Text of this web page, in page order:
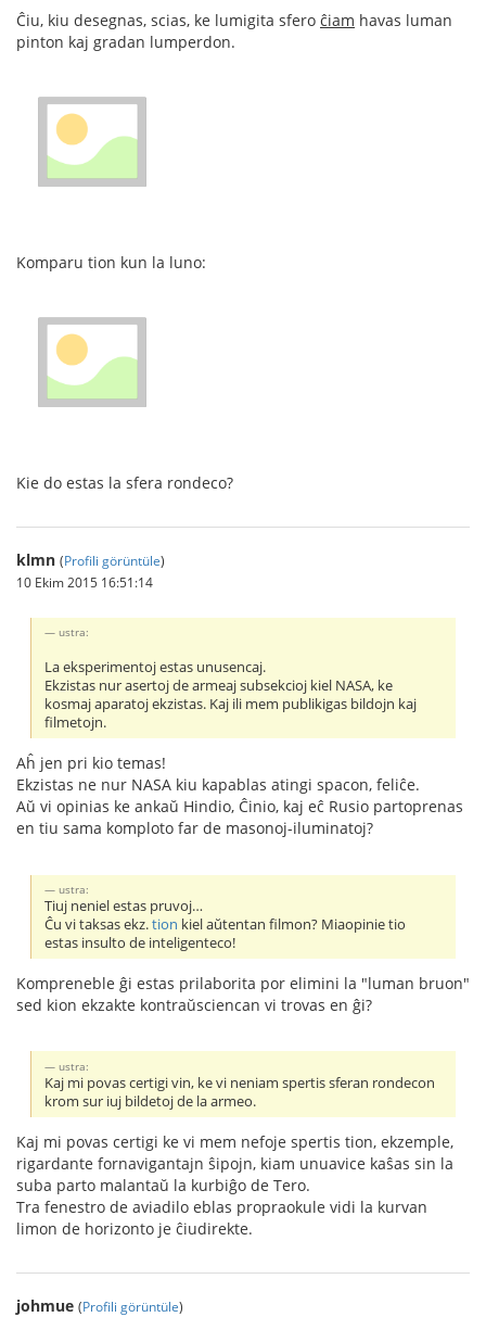
Ĉiu, kiu desegnas, scias, ke lumigita sfero ĉiam havas luman
pinton kaj gradan lumperdon.
Komparu tion kun la luno:
Kie do estas la sfera rondeco?
klmn (Profili görüntüle)
10 Ekim 2015 16:51:14
ustra:
La eksperimentoj estas unusencaj.
Ekzistas nur asertoj de armeaj subsekcioj kiel NASA, ke
kosmaj aparatoj ekzistas. Kaj ili mem publikigas bildojn kaj
filmetojn.
Aĥ jen pri kio temas!
Ekzistas ne nur NASA kiu kapablas atingi spacon, feliĉe.
Aŭ vi opinias ke ankaŭ Hindio, Ĉinio, kaj eĉ Rusio partoprenas
en tiu sama komploto far de masonoj-iluminatoj?
ustra:
Tiuj neniel estas pruvoj…
Ĉu vi taksas ekz.tion kiel aŭtentan filmon? Miaopinie tio
estas insulto de inteligenteco!
Kompreneble ĝi estas prilaborita por elimini la "luman bruon"
sed kion ekzakte kontraŭsciencan vi trovas en ĝi?
ustra:
Kaj mi povas certigi vin, ke vi neniam spertis sferan rondecon
krom sur iuj bildetoj de la armeo.
Kaj mi povas certigi ke vi mem nefoje spertis tion, ekzemple,
rigardante fornavigantajn ŝipojn, kiam unuavice kaŝas sin la
suba parto malantaŭ la kurbiĝo de Tero.
Tra fenestro de aviadilo eblas propraokule vidi la kurvan
limon de horizonto je ĉiudirekte.
johmue (Profili görüntüle)